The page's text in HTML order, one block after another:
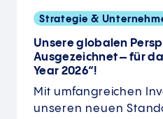
Strategie &
Unsere globalen
Ausgezeichnet – für
Year 2026“!
Mit umfangreichen
unseren neuen